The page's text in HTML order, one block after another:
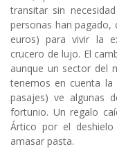
transitar sin
personas han pagado,
euros) para vivir la
crucero de lujo. El
aunque un sector del
tenemos en cuenta
pasajes) ve algunas
fortunio. Un regalo
Ártico por el
amasar pasta.